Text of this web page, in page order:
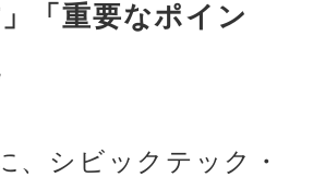
「重要なポイン
、シビックテック・